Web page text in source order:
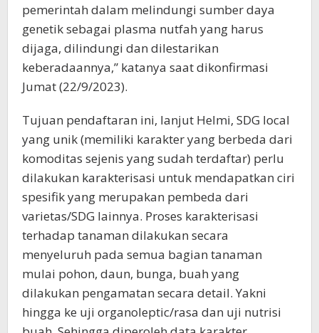
pemerintah dalam melindungi sumber daya
genetik sebagai plasma nutfah yang harus
dijaga, dilindungi dan dilestarikan
keberadaannya,” katanya saat dikonfirmasi
Jumat (22/9/2023).
Tujuan pendaftaran ini, lanjut Helmi, SDG local
yang unik (memiliki karakter yang berbeda dari
komoditas sejenis yang sudah terdaftar) perlu
dilakukan karakterisasi untuk mendapatkan ciri
spesifik yang merupakan pembeda dari
varietas/SDG lainnya. Proses karakterisasi
terhadap tanaman dilakukan secara
menyeluruh pada semua bagian tanaman
mulai pohon, daun, bunga, buah yang
dilakukan pengamatan secara detail. Yakni
hingga ke uji organoleptic/rasa dan uji nutrisi